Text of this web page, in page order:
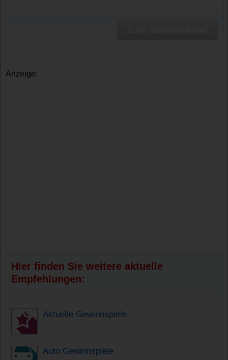
Anzeige:
Hier finden Sie weitere aktuelle
Empfehlungen:
Aktuelle Gewinnspiele
Auto Gewinnspiele